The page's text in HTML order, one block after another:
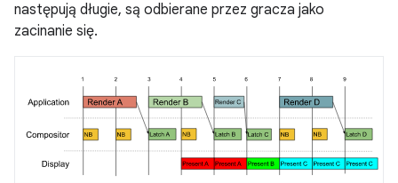
następują długie, są odbierane przez gracza jako
zacinanie się.